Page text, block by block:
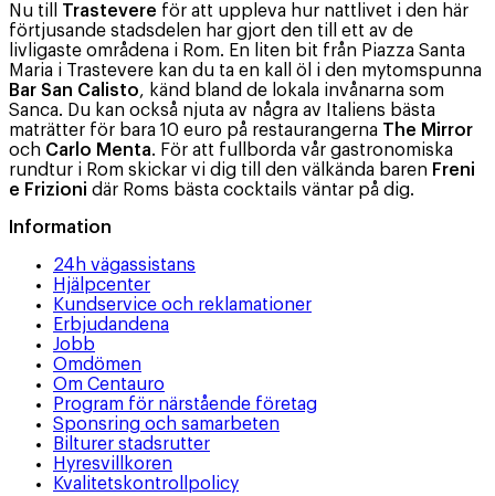
Nu till Trastevere för att uppleva hur nattlivet i den här
förtjusande stadsdelen har gjort den till ett av de
livligaste områdena i Rom. En liten bit från Piazza Santa
Maria i Trastevere kan du ta en kall öl i den mytomspunna
Bar San Calisto, känd bland de lokala invånarna som
Sanca. Du kan också njuta av några av Italiens bästa
maträtter för bara 10 euro på restaurangerna The Mirror
och Carlo Menta. För att fullborda vår gastronomiska
rundtur i Rom skickar vi dig till den välkända baren Freni
e Frizioni där Roms bästa cocktails väntar på dig.
Information
24h vägassistans
Hjälpcenter
Kundservice och reklamationer
Erbjudandena
Jobb
Omdömen
Om Centauro
Program för närstående företag
Sponsring och samarbeten
Bilturer stadsrutter
Hyresvillkoren
Kvalitetskontrollpolicy